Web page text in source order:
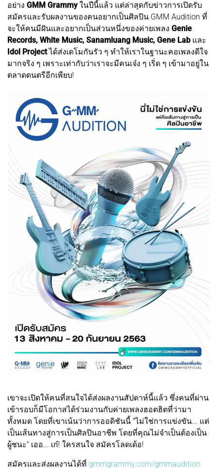
อย่าง GMM Grammyในปีนี้แล้ว แต่ล่าสุดกับข่าวการเปิดรับ
สมัครและรับผลงานของคนอยากเป็นศิลปิน GMM Audition ที่
จะให้คนมีฝันและอยากเป็นส่วนหนึ่งของค่ายเพลง Genie
Records, White Music, Sanamluang Music, Gene Lab และ
Idol Projectได้ส่งเดโมกันรัว ๆ ทำให้เราในฐานะคอเพลงดีใจ
มากจริง ๆ เพราะเท่ากับว่าเราจะมีคนเจ๋ง ๆ เริ่ด ๆ เข้ามาอยู่ใน
ตลาดดนตรีอีกเพียบ!
เขาจะเปิดให้คนที่สนใจได้ส่งผลงานสัปดาห์นี้แล้ว ซึ่งคนที่ผ่าน
เข้ารอบก็มีโอกาสได้ร่วมงานกับค่ายเพลงฮอตฮิตที่ว่ามา
ทั้งหมด โดยที่เขาเน้นว่าการออดิชันนี้ "ไม่ใช่การแข่งขัน... แต่
เป็นเส้นทางสู่การเป็นศิลปินอาชีพ โดยที่คุณไม่จำเป็นต้องเป็น
ผู้ชนะ" เออ... เก๋! ใครสนใจ สมัครโลดเด้อ!
สมัครและส่งผลงานได้ที่ gmmgrammy.com/gmmaudition